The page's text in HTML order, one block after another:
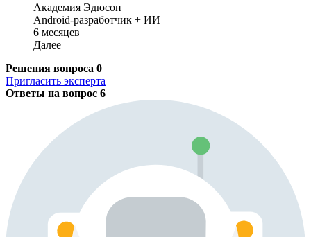
Академия Эдюсон
Android-разработчик + ИИ
6 месяцев
Далее
Решения вопроса 0
Пригласить эксперта
Ответы на вопрос 6